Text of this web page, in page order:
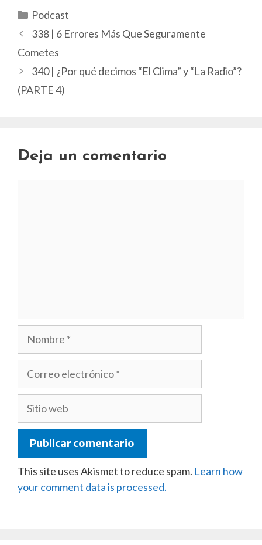
Categorías
Podcast
338 | 6 Errores Más Que Seguramente
Cometes
340 | ¿Por qué decimos “El Clima” y “La Radio”?
(PARTE 4)
Deja un comentario
This site uses Akismet to reduce spam. Learn how
your comment data is processed.